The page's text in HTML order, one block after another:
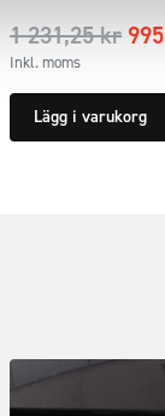
1 231,25kr 995
Inkl. moms
Lägg i varukorg